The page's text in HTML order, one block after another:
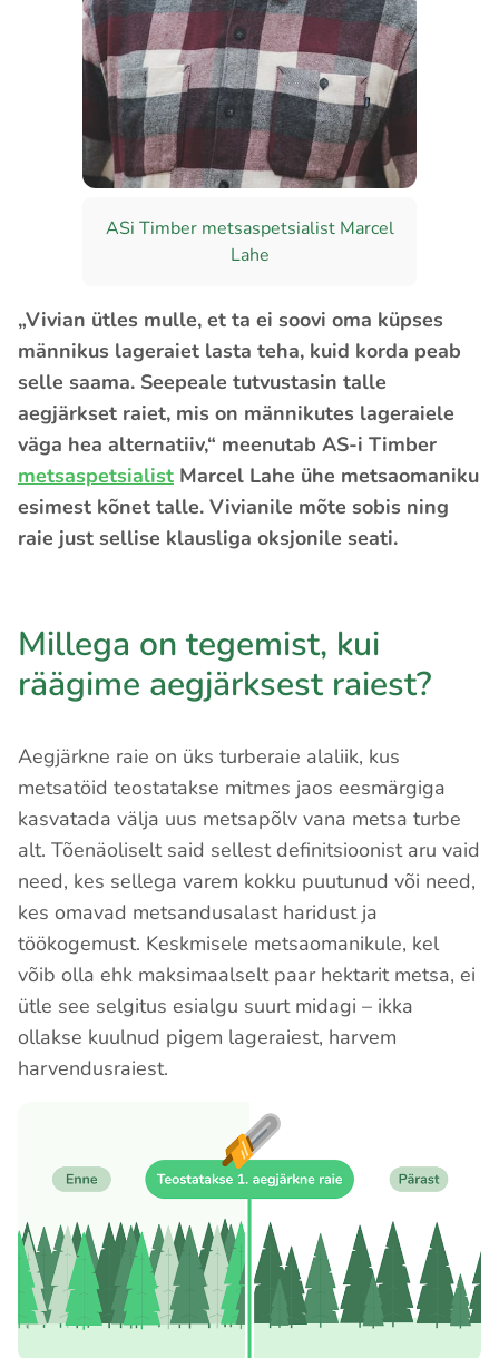
ASi Timber metsaspetsialist Marcel
Lahe
„Vivian ütles mulle, et ta ei soovi oma küpses
männikus lageraiet lasta teha, kuid korda peab
selle saama. Seepeale tutvustasin talle
aegjärkset raiet, mis on männikutes lageraiele
väga hea alternatiiv,“ meenutab AS-i Timber
metsaspetsialist Marcel Lahe ühe metsaomaniku
esimest kõnet talle. Vivianile mõte sobis ning
raie just sellise klausliga oksjonile seati.
Millega on tegemist, kui
räägime aegjärksest raiest?
Aegjärkne raie on üks turberaie alaliik, kus
metsatöid teostatakse mitmes jaos eesmärgiga
kasvatada välja uus metsapõlv vana metsa turbe
alt. Tõenäoliselt said sellest definitsioonist aru vaid
need, kes sellega varem kokku puutunud või need,
kes omavad metsandusalast haridust ja
töökogemust. Keskmisele metsaomanikule, kel
võib olla ehk maksimaalselt paar hektarit metsa, ei
ütle see selgitus esialgu suurt midagi – ikka
ollakse kuulnud pigem lageraiest, harvem
harvendusraiest.